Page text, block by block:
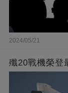
2024/05/21
殲20戰機榮登